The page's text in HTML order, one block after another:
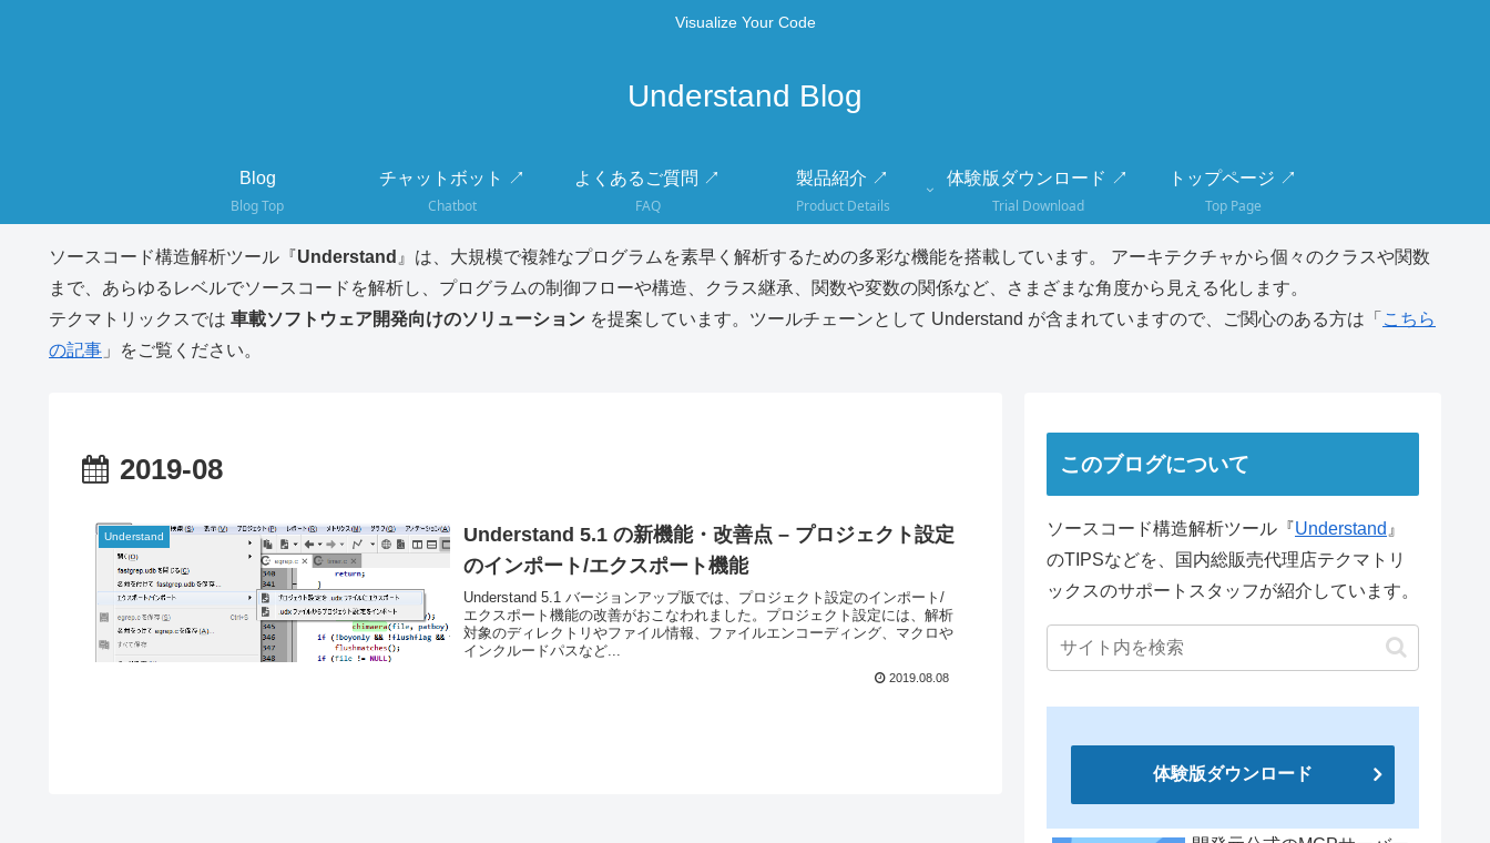
Visualize Your Code
Understand Blog
Blog
Blog Top
チャットボット ↗
Chatbot
よくあるご質問 ↗
FAQ
製品紹介 ↗
Product Details
体験版ダウンロード ↗
Trial Download
トップページ ↗
Top Page
ソースコード構造解析ツール『Understand 』は、大規模で複雑なプログラムを素早く解析するための多彩な機能を搭載しています。 アーキテクチャから個々のクラスや関数
まで、あらゆるレベルでソースコードを解析し、プログラムの制御フローや構造、クラス継承、関数や変数の関係など、さまざまな角度から見える化します。
テクマトリックスでは 車載ソフトウェア開発向けのソリューション を提案しています。ツールチェーンとして Understand が含まれていますので、ご関心のある方は「 こちら
の記事 」をご覧ください。
2019-08
Understand
Understand 5.1 の新機能・改善点 – プロジェクト設定
のインポート/エクスポート機能
Understand 5.1 バージョンアップ版では、プロジェクト設定のインポート/
エクスポート機能の改善がおこなわれました。プロジェクト設定には、解析
対象のディレクトリやファイル情報、ファイルエンコーディング、マクロや
インクルードパスなど...
2019.08.08
このブログについて
ソースコード構造解析ツール『Understand 』
のTIPSなどを、国内総販売代理店テクマトリ
ックスのサポートスタッフが紹介しています。
体験版ダウンロード